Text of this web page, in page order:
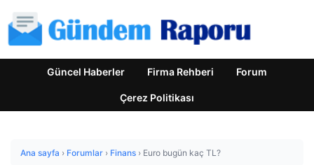
Güncel Haberler Firma Rehberi Forum
Çerez Politikası
Ana sayfa › Forumlar › Finans › Euro bugün kaç TL?